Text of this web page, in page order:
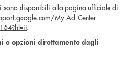
sono disponibili alla pagina ufficiale di
My-Ad-Center-
.
e opzioni direttamente dagli